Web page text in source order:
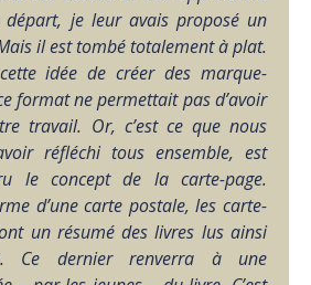
départ, je leur avais proposé un
il est tombé totalement à plat.
idée de créer des marque-
format ne permettait pas d’avoir
travail. Or, c’est ce que nous
réfléchi tous ensemble, est
le concept de la carte-page.
d’une carte postale, les carte-
un résumé des livres lus ainsi
Ce dernier renverra à une